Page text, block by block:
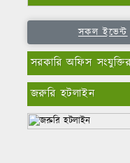
সকল ইভেন্ট
সরকারি অফিস
জরুরি হটলাইন